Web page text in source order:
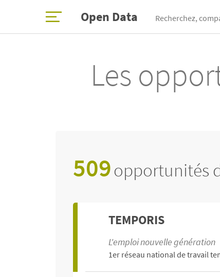
Open Data Recherchez,
Les
509opportunités
TEMPORIS
L'emploi nouvelle génération
1er réseau national de travail